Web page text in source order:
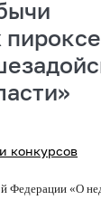
конкурсов
Федерации «О